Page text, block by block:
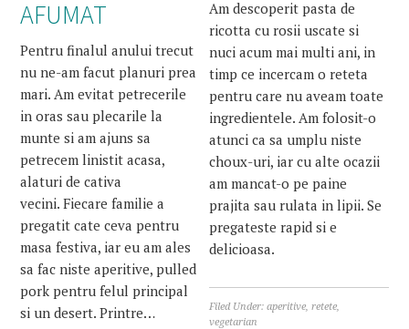
AFUMAT
Pentru finalul anului trecut
nu ne-am facut planuri prea
mari. Am evitat petrecerile
in oras sau plecarile la
munte si am ajuns sa
petrecem linistit acasa,
alaturi de cativa
vecini. Fiecare familie a
pregatit cate ceva pentru
masa festiva, iar eu am ales
sa fac niste aperitive, pulled
pork pentru felul principal
si un desert. Printre…
Am descoperit pasta de
ricotta cu rosii uscate si
nuci acum mai multi ani, in
timp ce incercam o reteta
pentru care nu aveam toate
ingredientele. Am folosit-o
atunci ca sa umplu niste
choux-uri, iar cu alte ocazii
am mancat-o pe paine
prajita sau rulata in lipii. Se
pregateste rapid si e
delicioasa.
Filed Under:aperitive retete
vegetarian